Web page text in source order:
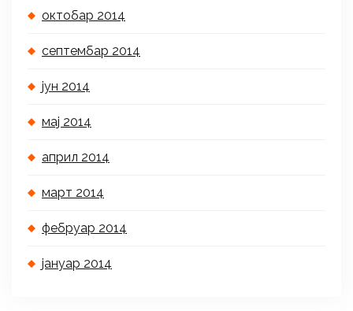
октобар 2014
септембар 2014
јун 2014
мај 2014
април 2014
март 2014
фебруар 2014
јануар 2014